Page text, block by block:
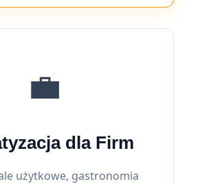
💼
dla Firm
użytkowe, gastronomia